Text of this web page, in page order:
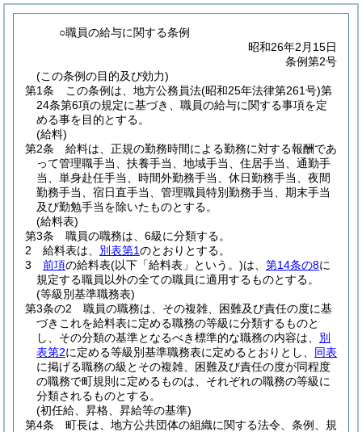
○職員の給与に関する条例
昭和26年2月15日
条例第2号
(この条例の目的及び効力)
第1条
この条例は、地方公務員法(昭和25年法律第261号)第
24条第6項の規定に基づき、職員の給与に関する事項を定
める事を目的とする。
(給料)
第2条
給料は、正規の勤務時間による勤務に対する報酬であ
って管理職手当、扶養手当、地域手当、住居手当、通勤手
当、単身赴任手当、時間外勤務手当、休日勤務手当、夜間
勤務手当、宿日直手当、管理職員特別勤務手当、期末手当
及び勤勉手当を除いたものとする。
(給料表)
第3条
職員の職務は、6級に分類する。
2
給料表は、 別表第1のとおりとする。
3
前項の給料表(以下「給料表」という。)は、 第14条の8に
規定する職員以外の全ての職員に適用するものとする。
(等級別基準職務表)
第3条の2
職員の職務は、その複雑、困難及び責任の度に基
づきこれを給料表に定める職務の等級に分類するものと
し、その分類の基準となるべき標準的な職務の内容は、 別
表第2に定める等級別基準職務表に定めるとおりとし、 同表
に掲げる職務の級とその複雑、困難及び責任の度が同程度
の職務で町規則に定めるものは、それぞれの職務の等級に
分類されるものとする。
(初任給、昇格、昇給等の基準)
第4条
町長は、地方公共団体の組織に関する法令、条例、規